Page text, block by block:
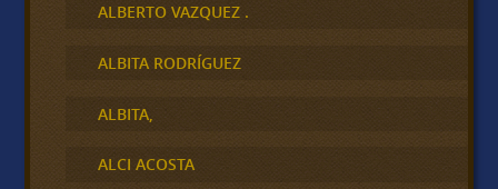
ALBERTO VAZQUEZ .
ALBITA RODRÍGUEZ
ALBITA,
ALCI ACOSTA